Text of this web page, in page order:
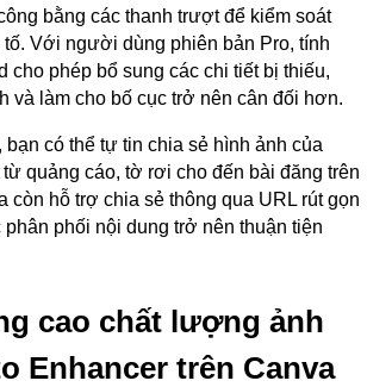
bằng các thanh trượt để kiểm soát
Với người dùng phiên bản Pro, tính
cho phép bổ sung các chi tiết bị thiếu,
và làm cho bố cục trở nên cân đối hơn.
bạn có thể tự tin chia sẻ hình ảnh của
quảng cáo, tờ rơi cho đến bài đăng trên
còn hỗ trợ chia sẻ thông qua URL rút gọn
phối nội dung trở nên thuận tiện
cao chất lượng ảnh
Enhancer trên Canva